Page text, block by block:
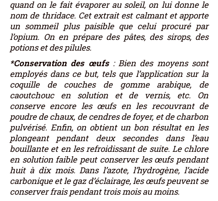
quand on le fait évaporer au soleil, on lui donne le
nom de thridace. Cet extrait est calmant et apporte
un sommeil plus paisible que celui procuré par
l’opium. On en prépare des pâtes, des sirops, des
potions et des pilules.
*Conservation des œufs: Bien des moyens sont
employés dans ce but, tels que l’application sur la
coquille de couches de gomme arabique, de
caoutchouc en solution et de vernis, etc. On
conserve encore les œufs en les recouvrant de
poudre de chaux, de cendres de foyer, et de charbon
pulvérisé. Enfin, on obtient un bon résultat en les
plongeant pendant deux secondes dans l’eau
bouillante et en les refroidissant de suite. Le chlore
en solution faible peut conserver les œufs pendant
huit à dix mois. Dans l’azote, l’hydrogène, l’acide
carbonique et le gaz d’éclairage, les œufs peuvent se
conserver frais pendant trois mois au moins.